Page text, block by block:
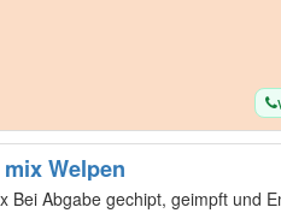
Welpen
Liebevolle golden Retriever Cane Corso mix Bei Abgabe gechipt,